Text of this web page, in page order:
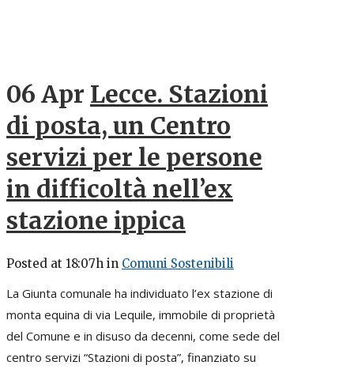
06 Apr Lecce. Stazioni
di posta, un Centro
servizi per le persone
in difficoltà nell’ex
stazione ippica
Posted at 18:07h in Comuni Sostenibili
La Giunta comunale ha individuato l’ex stazione di
monta equina di via Lequile, immobile di proprietà
del Comune e in disuso da decenni, come sede del
centro servizi “Stazioni di posta”, finanziato su